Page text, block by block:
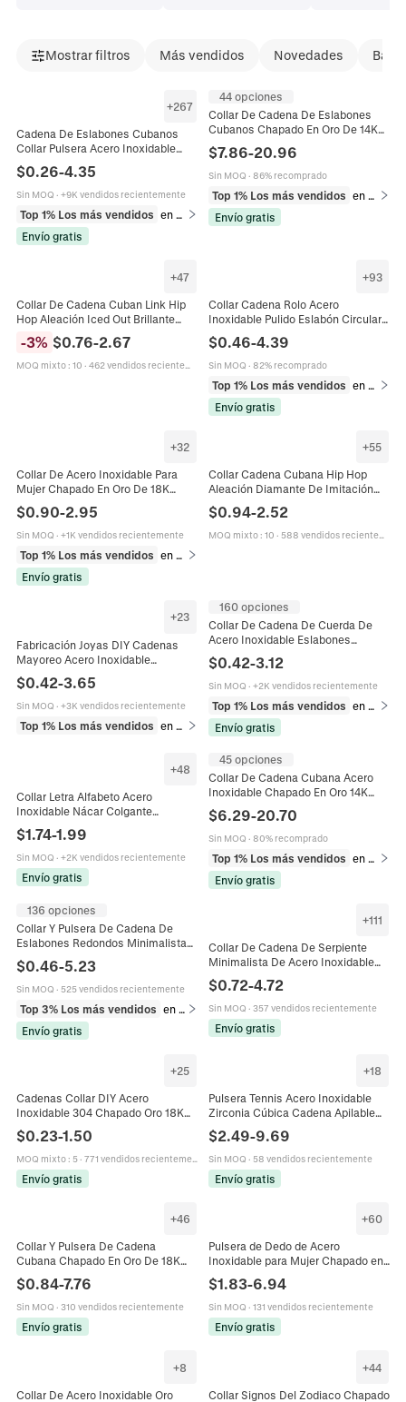
Mostrar filtros Más vendidos Novedades
+267
Cadena De Eslabones Cubanos
Collar Pulsera Acero Inoxidable
Punk Resistente Joyería Plana
Pulida Para Hombres Mujeres
$0.26-4.35
Sin MOQ · +9K vendidos recientemente
Top 1% Los más vendidos
en Collares
Envío gratis
44 opciones
Collar De Cadena De Eslabones
Cubanos Chapado En Oro De 14K
Acero Inoxidable Cierre Liso Pulido
Joyería Hip Hop Para Hombres
$7.86-20.96
Sin MOQ · 86% recomprado
Top 1% Los más vendidos
en Collares
Envío gratis
+47
Collar De Cadena Cuban Link Hip
Hop Aleación Iced Out Brillante
Joyería Streetwear Para Hombres
Unisex Lujo
-3% $0.76-2.67
MOQ mixto: 10 · 462 vendidos recientemente
+93
Collar Cadena Rolo Acero
Inoxidable Pulido Eslabón Circular
Chapado En Oro 18K Unisex Joyería
De Moda Estilo Hip Hop
$0.46-4.39
Sin MOQ · 82% recomprado
Top 1% Los más vendidos
en Collares
Envío gratis
+32
Collar De Acero Inoxidable Para
Mujer Chapado En Oro De 18K
Cadena Minimalista Hueso De
Serpiente Joyería
$0.90-2.95
Sin MOQ · +1K vendidos recientemente
Top 1% Los más vendidos
en Collares
Envío gratis
+55
Collar Cadena Cubana Hip Hop
Aleación Diamante De Imitación
Iced Out Colorido Joyería
Streetwear Para Mujeres Hombres
$0.94-2.52
MOQ mixto: 10 · 588 vendidos recientemente
+23
Fabricación Joyas DIY Cadenas
Mayoreo Acero Inoxidable
Estrella Clip Figaro Accesorios
$0.42-3.65
Sin MOQ · +3K vendidos recientemente
Top 1% Los más vendidos
160 opciones
Collar De Cadena De Cuerda De
Acero Inoxidable Eslabones
Retorcidos Hip Hop Joyería De
Moda Hombres Mujeres Cierre
Langosta
$0.42-3.12
Sin MOQ · +2K vendidos recientemente
Top 1% Los más vendidos
en Collares
Envío gratis
+48
Collar Letra Alfabeto Acero
Inoxidable Nácar Colgante
Rectángulo Cadena Serpiente
Chapado Oro 18K Joyas Mujer
$1.74-1.99
Sin MOQ · +2K vendidos recientemente
Envío gratis
45 opciones
Collar De Cadena Cubana Acero
Inoxidable Chapado En Oro 14K
De Cobre Circonio
$6.29-20.70
Sin MOQ · 80% recomprado
Top 1% Los más vendidos
Envío gratis
136 opciones
Collar Y Pulsera De Cadena De
Eslabones Redondos Minimalista
Estilo Punk Cadena Pulida
$0.46-5.23
Sin MOQ · 525 vendidos recientemente
Top 3% Los más vendidos
Envío gratis
+111
Collar De Cadena De Serpiente
Minimalista De Acero Inoxidable
Chapado En Oro De 18K Al Vacío
Para Hombres Y Mujeres
$0.72-4.72
Sin MOQ · 357 vendidos recientemente
Envío gratis
+25
Cadenas Collar DIY Acero
Inoxidable 304 Chapado Oro 18K
Chapado Vacío Joyería Figaro
Serpiente Box Estilos
$0.23-1.50
MOQ mixto: 5· 771 vendidos recientemente
Envío gratis
+18
Pulsera Tennis Acero Inoxidable
Zirconia Cúbica Cadena Apilable
Joyería Moda Mujeres
Impermeable Hipoalergénica Lujo
$2.49-9.69
Sin MOQ · 58 vendidos recientemente
Envío gratis
+46
Collar Y Pulsera De Cadena
Cubana Chapado En Oro De 18K
Acero Inoxidable Cierre De
Langosta Joyería De Moda Hip Hop
Punk
$0.84-7.76
Sin MOQ · 310 vendidos recientemente
Envío gratis
+60
Pulsera de Dedo de Acero
Inoxidable para Mujer Chapado en
Oro Strass Perla Artificial Cadena
de Mano Joyería Regalo
$1.83-6.94
Sin MOQ · 131 vendidos recientemente
Envío gratis
+8
Collar De Acero Inoxidable Oro
+44
Collar Signos Del Zodiaco Chapado